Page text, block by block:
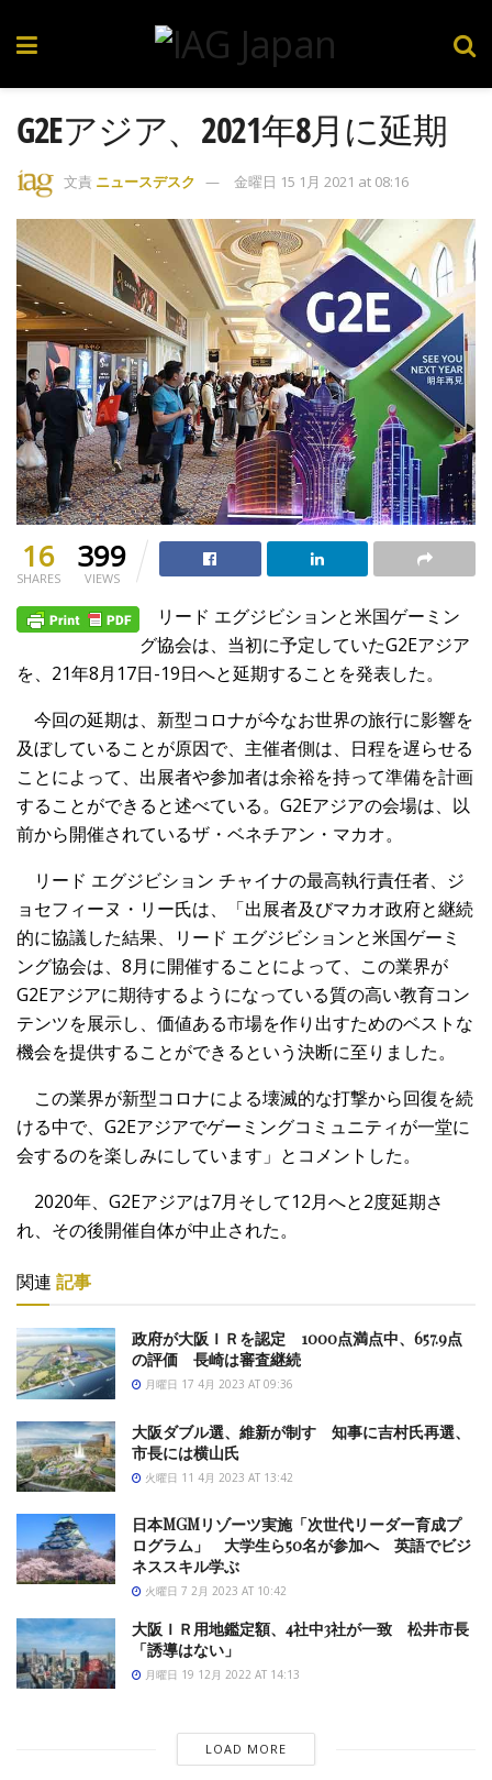
G2Eアジア、2021年8月に延期
文責 ニュースデスク 金曜日 15 1月 2021 at 08:16
16
SHARES
399
VIEWS
リード エグジビションと米国ゲーミン
グ協会は、当初に予定していたG2Eアジア
を、21年8月17日-19日へと延期することを発表した。
今回の延期は、新型コロナが今なお世界の旅行に影響を
及ぼしていることが原因で、主催者側は、日程を遅らせる
ことによって、出展者や参加者は余裕を持って準備を計画
することができると述べている。G2Eアジアの会場は、以
前から開催されているザ・ベネチアン・マカオ。
リード エグジビション チャイナの最高執行責任者、ジ
ョセフィーヌ・リー氏は、「出展者及びマカオ政府と継続
的に協議した結果、リード エグジビションと米国ゲーミ
ング協会は、8月に開催することによって、この業界が
G2Eアジアに期待するようになっている質の高い教育コン
テンツを展示し、価値ある市場を作り出すためのベストな
機会を提供することができるという決断に至りました。
この業界が新型コロナによる壊滅的な打撃から回復を続
ける中で、G2Eアジアでゲーミングコミュニティが一堂に
会するのを楽しみにしています」とコメントした。
2020年、G2Eアジアは7月そして12月へと2度延期さ
れ、その後開催自体が中止された。
関連 記事
政府が大阪ＩＲを認定 1000点満点中、657.9点
の評価 長崎は審査継続
月曜日 17 4月 2023 AT 09:36
大阪ダブル選、維新が制す 知事に吉村氏再選、
市長には横山氏
火曜日 11 4月 2023 AT 13:42
日本MGMリゾーツ実施「次世代リーダー育成プ
ログラム」 大学生ら50名が参加へ 英語でビジ
ネススキル学ぶ
火曜日 7 2月 2023 AT 10:42
大阪ＩＲ用地鑑定額、4社中3社が一致 松井市長
「誘導はない」
月曜日 19 12月 2022 AT 14:13
LOAD MORE